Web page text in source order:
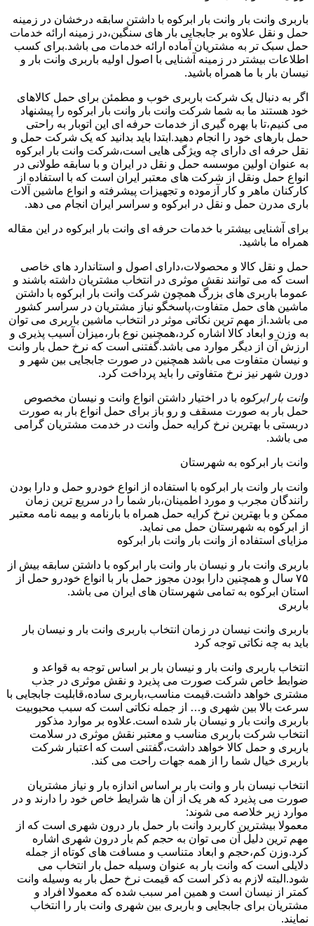
باربری وانت بار وانت بار ابرکوه با داشتن سابقه درخشان در زمینه
حمل و نقل علاوه بر جابجایی بار های سنگین،در زمینه ارائه خدمات
حمل سبک تر به مشتریان آماده ارائه خدمات می باشد.برای کسب
اطلاعات بیشتر در زمینه آشنایی با اصول اولیه باربری وانت بار و
نیسان بار با ما همراه باشید.
اگر به دنبال یک شرکت باربری خوب و مطمئن برای حمل کالاهای
خود هستند ما به شما شرکت وانت بار وانت بار ابرکوه را پیشنهاد
می کنیم،تا با بهره گیری از خدمات حرفه ای این اتوبار به راحتی
حمل بارهای خود را انجام دهید.ابتدا باید بدانید که یک شرکت حمل و
نقل حرفه ای دارای چه ویژگی هایی است،شرکت وانت بار ابرکوه
به عنوان اولین موسسه حمل و نقل در ایران و با سابقه طولانی در
انواع حمل ونقل از شرکت های معتبر ایران است که با استفاده از
کارکنان ماهر و کار آزموده و تجهیزات پیشرفته و انواع ماشین آلات
باری مدرن حمل و نقل در ابرکوه و سراسر ایران انجام می دهد.
برای آشنایی بیشتر با خدمات حرفه ای وانت بار ابرکوه در این مقاله
همراه ما باشید.
حمل و نقل کالا و محصولات،دارای اصول و استاندارد های خاصی
است که می توانند نقش موثری در انتخاب مشتریان داشته باشند و
عموما باربری های بزرگ همچون شرکت وانت بار ابرکوه با داشتن
ماشین های حمل متفاوت،پاسخگو نیاز مشتریان در سراسر کشور
می باشد.از مهم ترین نکاتی موثر در انتخاب ماشین باربری می توان
به وزن و ابعاد کالا اشاره کرد،همچنین نوع بار،میزان آسیب پذیری و
ارزش آن از دیگر موارد می باشد.گفتنی است که نرخ حمل بار وانت
و نیسان متفاوت می باشد همچنین در صورت جابجایی بین شهر و
دورن شهر نیز نرخ متفاوتی را باید پرداخت کرد.
وانت بار ابرکوه با در اختیار داشتن انواع وانت و نیسان مخصوص
حمل بار به صورت مسقف و رو باز برای حمل انواع بار به صورت
دربستی با بهترین نرخ کرایه حمل وانت در خدمت مشتریان گرامی
می باشد.
وانت بار ابرکوه به شهرستان
وانت بار وانت بار ابرکوه با استفاده از انواع خودرو حمل و دارا بودن
رانندگان مجرب و مورد اطمینان،بار شما را در سریع ترین زمان
ممکن و با بهترین نرخ کرایه حمل همراه با بارنامه و بیمه نامه معتبر
از ابرکوه به شهرستان حمل می نماید.
مزایای استفاده از وانت بار وانت بار ابرکوه
باربری وانت بار و نیسان بار وانت بار ابرکوه با داشتن سابقه بیش از
۷۵ سال و همچنین دارا بودن مجوز حمل بار با انواع خودرو حمل از
استان ابرکوه به تمامی شهرستان های ایران می باشد.
باربری
باربری وانت نیسان در زمان انتخاب باربری وانت بار و نیسان بار
باید به چه نکاتی توجه کرد
انتخاب باربری وانت بار و نیسان بار بر اساس توجه به قواعد و
ضوابط خاص شرکت صورت می پذیرد و نقش موثری در جذب
مشتری خواهد داشت.قیمت مناسب،باربری ساده،قابلیت جابجایی با
سرعت بالا بین شهری و… از جمله نکاتی است که سبب محبوبیت
باربری وانت بار و نیسان بار شده است.علاوه بر موارد مذکور
انتخاب شرکت باربری مناسب و معتبر نقش موثری در سلامت
باربری و حمل کالا خواهد داشت،گفتنی است که اعتبار شرکت
باربری خیال شما را از همه جهات راحت می کند.
انتخاب نیسان بار و وانت بار بر اساس اندازه بار و نیاز مشتریان
صورت می پذیرد که هر یک از آن ها شرایط خاص خود را دارند و در
موارد زیر خلاصه می شوند:
معمولا بیشترین کاربرد وانت بار حمل بار درون شهری است که از
مهم ترین دلیل آن می توان به حجم کم بار درون شهری اشاره
کرد.وزن کم،حجم و ابعاد متناسب و مسافت های کوتاه از جمله
دلایلی است که وانت بار به عنوان وسیله حمل بار انتخاب می
شود.البته لازم به ذکر است که قیمت نرخ حمل بار به وسیله وانت
کمتر از نیسان است و همین امر سبب شده که معمولا افراد و
مشتریان برای جابجایی و باربری بین شهری وانت بار را انتخاب
نمایند.